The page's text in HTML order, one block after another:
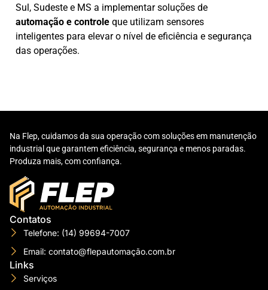
Sul, Sudeste e MS a implementar soluções de
automação e controle que utilizam sensores
inteligentes para elevar o nível de eficiência e segurança
das operações.
Na Flep, cuidamos da sua operação com soluções em manutenção
industrial que garantem eficiência, segurança e menos paradas.
Produza mais, com confiança.
Contatos
Telefone: (14) 99694-7007
Email: contato@flepautomação.com.br
Links
Serviços